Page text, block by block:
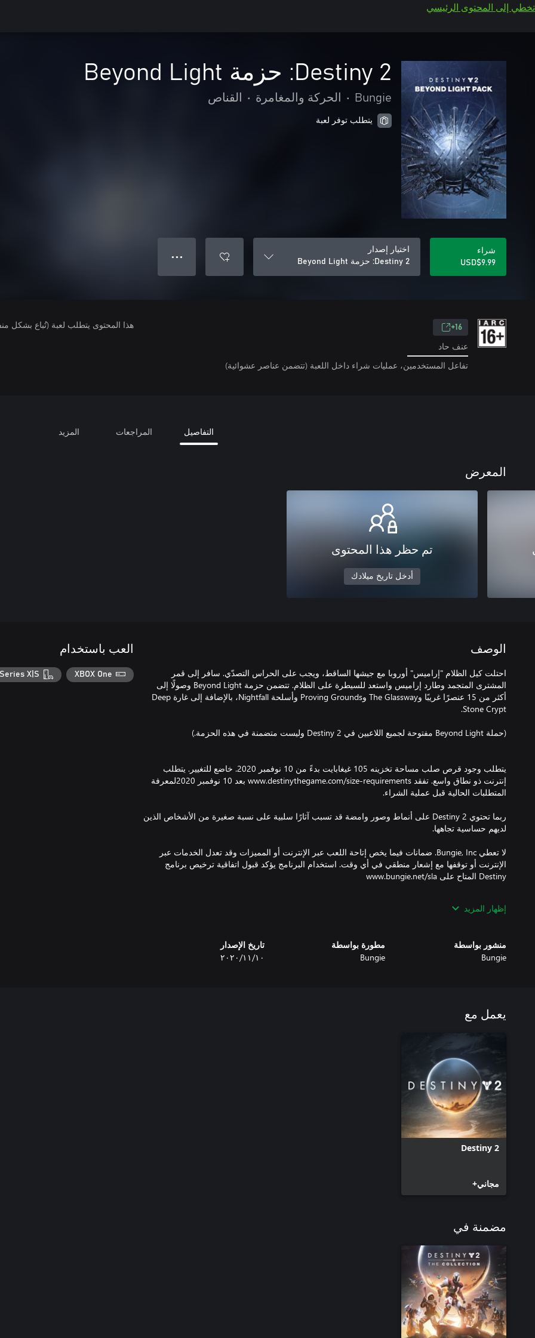
تخطي إلى المحتوى الرئيسي
Destiny 2: حزمة Beyond Light
Bungie
• الحركة والمغامرة • القناص
يتطلب توفر لعبة
شراء
USD$9.99
اختيار إصدار
Destiny 2: حزمة Beyond Light
● ● ●
16+
عنف حاد
تفاعل المستخدمين، عمليات شراء داخل اللعبة (تتضمن عناصر عشوائية)
هذا المحتوى يتطلب لعبة (تُباع بشكل
التفاصيل المراجعات المزيد
المعرض
تم حظر هذا المحتوى
أدخل تاريخ ميلادك
الوصف
احتلت كيل الظلام "إراميس" أوروبا مع جيشها الساقط، ويجب على الحراس التصدّي. سافر إلى قمر
المشترى المتجمد وطارد إراميس واستعد للسيطرة على الظلام. تتضمن حزمة Beyond Light وصولًا إلى
أكثر من 15 عنصرًا غريبًا وThe Glassway وProving Grounds وأسلحة Nightfall، بالإضافة إلى غارة Deep
يتطلب وجود قرص صلب مساحة تخزينه 105 غيغابايت بدءً من 10 نوفمبر 2020. خاضع للتغيير. يتطلب
إنترنت ذو نطاق واسع. تفقد www.destinythegame.com/size-requirements بعد 10 نوفمبر 2020لمعرفة
ربما تحتوي Destiny 2 على أنماط وصور وامضة قد تسبب آثارًا سلبية على نسبة صغيرة من الأشخاص الذين
لا تعطي Bungie, Inc. ضمانات فيما يخص إتاحة اللعب عبر الإنترنت أو المميزات وقد تعدل الخدمات عبر
الإنترنت أو توقفها مع إشعار منطقي في أي وقت. استخدام البرنامج يؤكد قبول اتفاقية ترخيص برنامج
Bungie, Inc التجارية. نشر وتوزيع Bungie, Inc.
إظهار المزيد
منشور بواسطة
Bungie
مطورة بواسطة
Bungie
تاريخ الإصدار
١٠‏/١١‏/٢٠٢٠
العب باستخدام
XBOX One
X|S
يعمل مع
Destiny 2
مجاني+
مضمنة في